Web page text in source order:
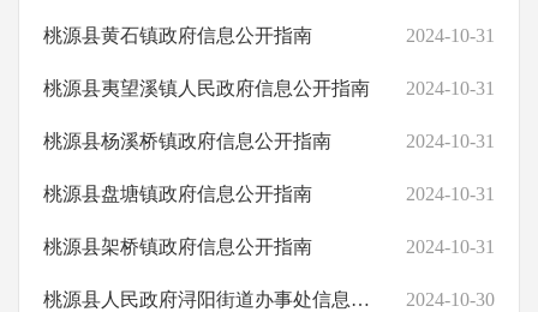
桃源县黄石镇政府信息公开指南 2024-10-31
桃源县夷望溪镇人民政府信息公开指南 2024-10-31
桃源县杨溪桥镇政府信息公开指南 2024-10-31
桃源县盘塘镇政府信息公开指南 2024-10-31
桃源县架桥镇政府信息公开指南 2024-10-31
桃源县人民政府浔阳街道办事处信息公开指南 2024-10-30